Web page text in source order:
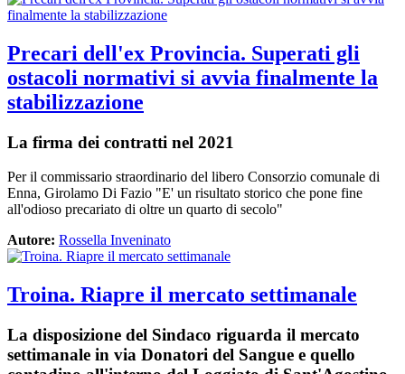
Precari dell'ex Provincia. Superati gli
ostacoli normativi si avvia finalmente la
stabilizzazione
La firma dei contratti nel 2021
Per il commissario straordinario del libero Consorzio comunale di
Enna, Girolamo Di Fazio "E' un risultato storico che pone fine
all'odioso precariato di oltre un quarto di secolo"
Autore: Rossella Inveninato
Troina. Riapre il mercato settimanale
La disposizione del Sindaco riguarda il mercato
settimanale in via Donatori del Sangue e quello